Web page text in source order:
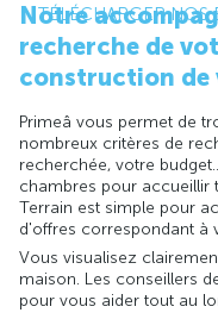
TÉLÉCHARGER NOS
Notre
recherche de
construction de
Primeâ vous permet de
nombreux critères de
recherchée, votre
chambres pour accueillir
Terrain est simple pour
d'offres correspondant à
Vous visualisez
maison. Les conseillers
pour vous aider tout au